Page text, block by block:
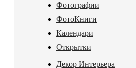
Фотографии
ФотоКниги
Календари
Открытки
Декор Интерьера